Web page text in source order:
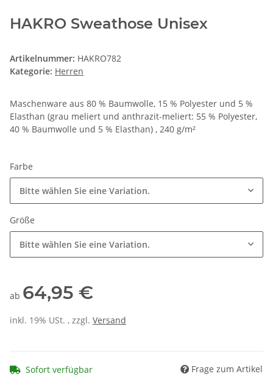
HAKRO Sweathose Unisex
Artikelnummer: HAKRO782
Kategorie: Herren
Maschenware aus 80 % Baumwolle, 15 % Polyester und 5 %
Elasthan (grau meliert und anthrazit-meliert: 55 % Polyester,
40 % Baumwolle und 5 % Elasthan) , 240 g/m²
Farbe
Bitte wählen Sie eine Variation.
Größe
Bitte wählen Sie eine Variation.
ab 64,95 €
inkl. 19% USt. , zzgl. Versand
Sofort verfügbar Frage zum Artikel